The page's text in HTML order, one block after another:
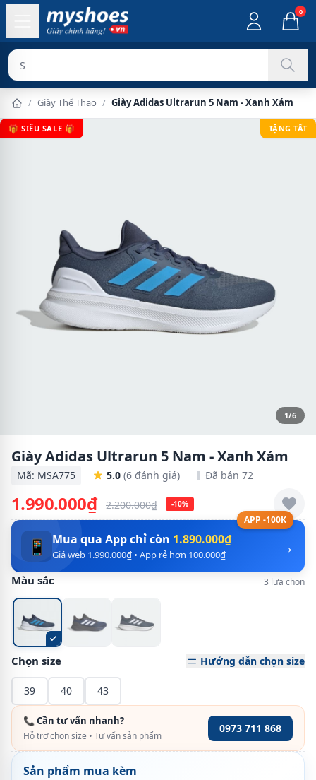
0
Sản phẩm ch
/ Giày Thể Thao / Giày Adidas Ultrarun 5 Nam - Xanh Xám
🎁 SIÊU SALE 🎁 TẶNG TẤT
1/6
Giày Adidas Ultrarun 5 Nam - Xanh Xám
Mã: MSA775 5.0 (6 đánh giá) Đã bán 72
1.990.000₫ 2.200.000₫ -10%
APP -100K
→
📱 Mua qua App chỉ còn 1.890.000₫
Giá web 1.990.000₫ • App rẻ hơn 100.000₫
Màu sắc 3 lựa chọn
Chọn size Hướng dẫn chọn size
39 40 43
📞 Cần tư vấn nhanh?
Hỗ trợ chọn size • Tư vấn sản phẩm
0973 711 868
Sản phẩm mua kèm